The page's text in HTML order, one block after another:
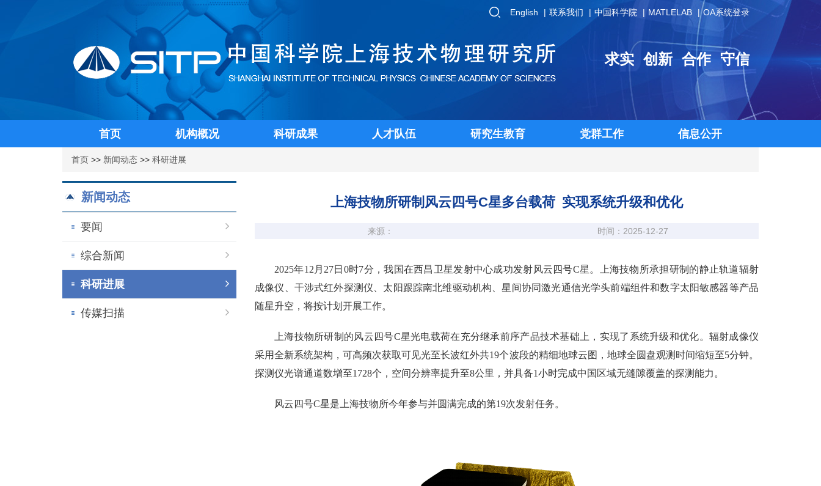
English 联系我们 中国科学院 MATLELAB OA系统登录
求实 创新 合作 守信
首页 机构概况 科研成果 人才队伍 研究生教育 党群工作 信息公开
首页 >> 新闻动态 >> 科研进展
新闻动态
要闻
综合新闻
科研进展
传媒扫描
上海技物所研制风云四号C星多台载荷 实现系统升级和优化
来源： 时间：2025-12-27
2025年12月27日0时7分，我国在西昌卫星发射中心成功发射风云四号C星。上海技物所承担研制的静止轨道辐射
成像仪、干涉式红外探测仪、太阳跟踪南北维驱动机构、星间协同激光通信光学头前端组件和数字太阳敏感器等产品
随星升空，将按计划开展工作。
上海技物所研制的风云四号C星光电载荷在充分继承前序产品技术基础上，实现了系统升级和优化。辐射成像仪
采用全新系统架构，可高频次获取可见光至长波红外共19个波段的精细地球云图，地球全圆盘观测时间缩短至5分钟。
探测仪光谱通道数增至1728个，空间分辨率提升至8公里，并具备1小时完成中国区域无缝隙覆盖的探测能力。
风云四号C星是上海技物所今年参与并圆满完成的第19次发射任务。